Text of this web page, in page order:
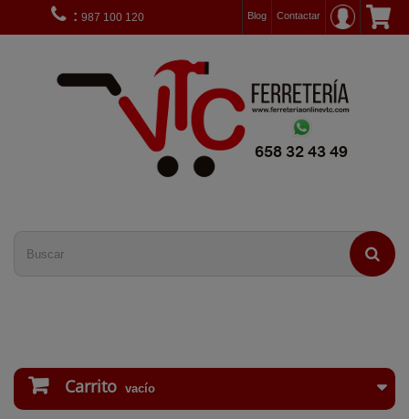
Contactar
: 987 100 120 Blog
Carrito vacío